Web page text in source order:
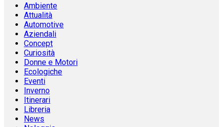
Ambiente
Attualità
Automotive
Aziendali
Concept
Curiosità
Donne e Motori
Ecologiche
Eventi
Inverno
Itinerari
Libreria
News